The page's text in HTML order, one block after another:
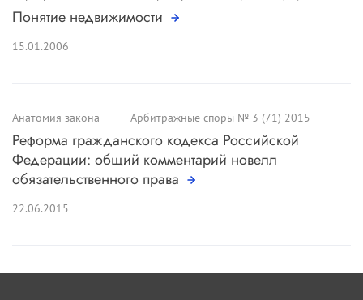
Понятие недвижимости
15.01.2006
Анатомия закона Арбитражные споры № 3 (71) 2015
Реформа гражданского кодекса Российской
Федерации: общий комментарий новелл
обязательственного права
22.06.2015